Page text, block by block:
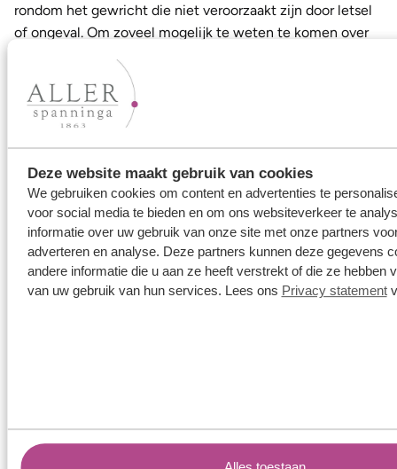
Deze website maakt gebruik van cookies
We gebruiken cookies om content en advertenties te
voor social media te bieden en om ons websiteverkeer te
informatie over uw gebruik van onze site met onze partners
adverteren en analyse. Deze partners kunnen deze gegevens
andere informatie die u aan ze heeft verstrekt of die ze hebben
van uw gebruik van hun services. Lees ons Privacy statement
rondom het gewricht die niet veroorzaakt zijn door letsel
of ongeval. Om zoveel mogelijk te weten te komen over
In de jaarlijkse Reumaweek in maart komen daarom
collectanten langs voor het Reumafonds. Heb je de
collectant gemist? Dan kun je uiteraard ook online
doneren.
Reuma ring kopen?
Benieuwd naar alle mogelijkheden op het gebied van
reumaringen en scharnieren hiervoor? Ga naar
juwelier in de buurt
om de mogelijkheden te